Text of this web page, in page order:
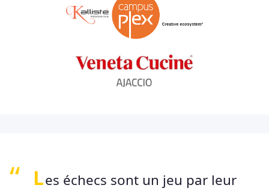
Les échecs sont un jeu par leur